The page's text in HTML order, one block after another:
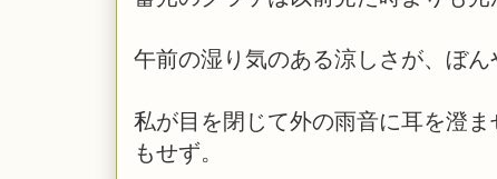
午前の湿り気のある涼しさが、ぼん
私が目を閉じて外の雨音に耳を澄
もせず。